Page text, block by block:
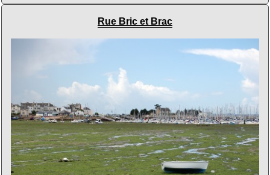
Rue Bric et Brac